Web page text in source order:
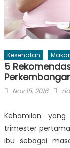
Kesehatan
5
Posted
Nov 15, 2016
Kehamilan
trimester
ibu sebagai